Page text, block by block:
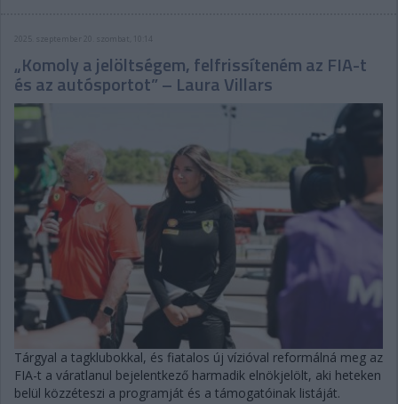
2025. szeptember 20. szombat, 10:14
„Komoly a jelöltségem, felfrissíteném az FIA-t
és az autósportot” – Laura Villars
Tárgyal a tagklubokkal, és fiatalos új vízióval reformálná meg az
FIA-t a váratlanul bejelentkező harmadik elnökjelölt, aki heteken
belül közzéteszi a programját és a támogatóinak listáját.